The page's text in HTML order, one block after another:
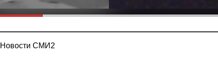
Новости СМИ2